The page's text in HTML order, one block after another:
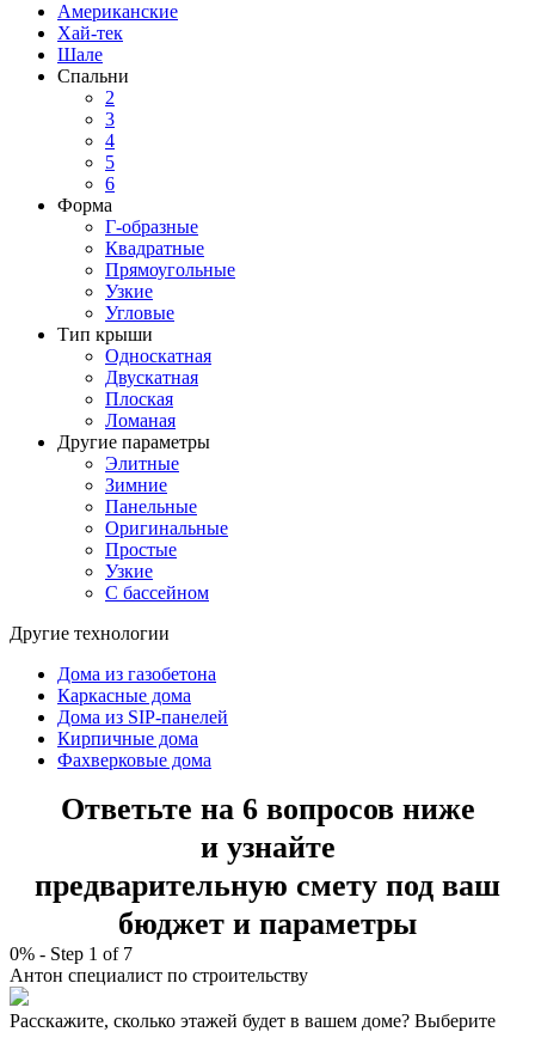
Американские
Хай-тек
Шале
Спальни
2
3
4
5
6
Форма
Г-образные
Квадратные
Прямоугольные
Узкие
Угловые
Тип крыши
Односкатная
Двускатная
Плоская
Ломаная
Другие параметры
Элитные
Зимние
Панельные
Оригинальные
Простые
Узкие
С бассейном
Другие технологии
Дома из газобетона
Каркасные дома
Дома из SIP-панелей
Кирпичные дома
Фахверковые дома
Ответьте на 6 вопросов ниже
и узнайте
предварительную смету под ваш
бюджет и параметры
0% - Step 1 of 7
Антон специалист по строительству
Расскажите, сколько этажей будет в вашем доме? Выберите